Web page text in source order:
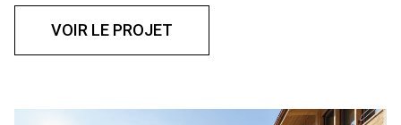
VOIR LE PROJET